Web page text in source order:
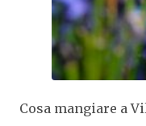
Cosa mangiare a